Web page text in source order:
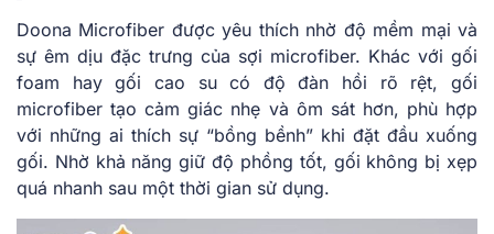
Doona Microfiber được yêu thích nhờ độ mềm mại và
sự êm dịu đặc trưng của sợi microfiber. Khác với gối
foam hay gối cao su có độ đàn hồi rõ rệt, gối
microfiber tạo cảm giác nhẹ và ôm sát hơn, phù hợp
với những ai thích sự “bồng bềnh” khi đặt đầu xuống
gối. Nhờ khả năng giữ độ phồng tốt, gối không bị xẹp
quá nhanh sau một thời gian sử dụng.